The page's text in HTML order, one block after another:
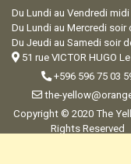
Du Lundi au Vendredi
Du Lundi au Mercredi soir
Du Jeudi au Samedi soir
51 rue VICTOR HUGO
+596 596 75 03
the-
Copyright © 2020 The
Rights Reserved